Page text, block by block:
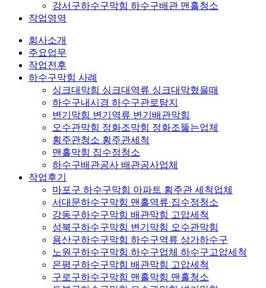
강서구하수구막힘 하수구배관 맨홀청소
작업영역
회사소개
주요업무
작업전후
하수구막힘 사례
싱크대막힘 싱크대역류 싱크대막혔을때
하수구내시경 하수구관로탐지
변기막힘 변기역류 변기배관막힘
오수관막힘 정화조막힘 정화조뚫는업체
횡주관청소 횡주관세척
맨홀막힘 집수정청소
하수구배관공사 배관공사업체
작업후기
마포구 하수구막힘 아파트 횡주관 세척업체
서대문하수구막힘 맨홀역류 집수정청소
강동구하수구막힘 배관막힘 고압세척
성북구하수구막힘 변기막힘 오수관막힘
용산구하수구막힘 하수구역류 상가하수구
노원구하수구막힘 하수구업체 하수구고압세척
은평구하수구막힘 배관막힘 고압세척
구로구하수구막힘 맨홀막힘 맨홀청소